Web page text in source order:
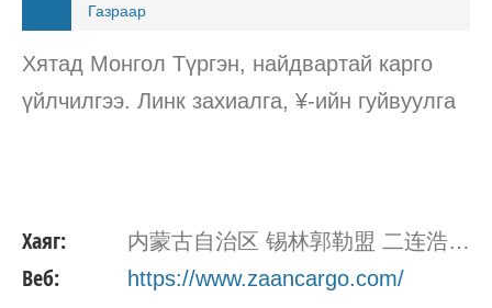
Газраар
Хятад Монгол Түргэн, найдвартай карго
үйлчилгээ. Линк захиалга, ¥-ийн гуйвуулга
Хаяг: 内蒙古自治区 锡林郭勒盟 二连浩特市 二连浩特社区建设管理局
Веб: https://www.zaancargo.com/